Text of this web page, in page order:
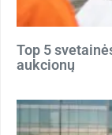
Top 5
aukcionų